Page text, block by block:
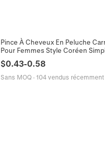
Pince À Cheveux En Peluche
Pour Femmes Style Coréen
$0.43-0.58
Sans MOQ · 104 vendus récemment